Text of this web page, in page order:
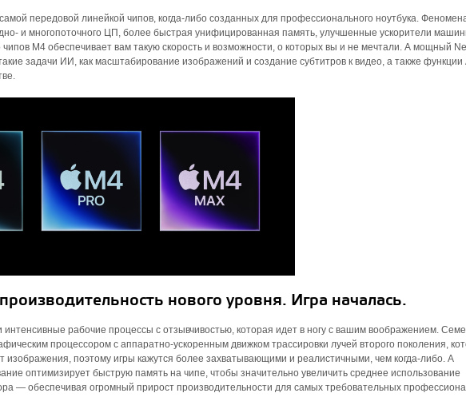
передовой линейкой чипов, когда-либо созданных для профессионального ноутбука.
и многопоточного ЦП, более быстрая унифицированная память, улучшенные ускорители
M4 обеспечивает вам такую ​​скорость и возможности, о которых вы и не мечтали. А мощный
задачи ИИ, как масштабирование изображений и создание субтитров к видео, а также функции
нового уровня. Игра началась.
интенсивные рабочие процессы с отзывчивостью, которая идет в ногу с вашим воображением.
процессором с аппаратно-ускоренным движком трассировки лучей второго поколения,
изображения, поэтому игры кажутся более захватывающими и реалистичными, чем когда-либо. А
оптимизирует быструю память на чипе, чтобы значительно увеличить среднее использование
— обеспечивая огромный прирост производительности для самых требовательных